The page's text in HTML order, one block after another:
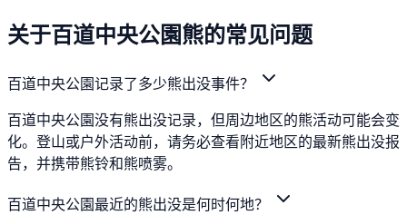
关于百道中央公園熊的常见问题
百道中央公園记录了多少熊出没事件？
百道中央公園没有熊出没记录，但周边地区的熊活动可能会变
化。登山或户外活动前，请务必查看附近地区的最新熊出没报
告，并携带熊铃和熊喷雾。
百道中央公園最近的熊出没是何时何地？